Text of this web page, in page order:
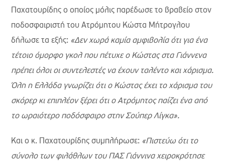
Παχατουρίδης ο οποίος μόλις παρέδωσε το βραβείο στον
ποδοσφαιριστή του Ατρόμητου Κώστα Μήτρογλου
δήλωσε τα εξής: «Δεν χωρά καμία αμφιβολία ότι για ένα
τέτοιο όμορφο γκολ που πέτυχε ο Κώστας στα Γιάννενα
πρέπει όλοι οι συντελεστές να έχουν ταλέντο και χάρισμα.
Όλη η Ελλάδα γνωρίζει ότι ο Κώστας έχει το χάρισμα του
σκόρερ κι επιπλέον ξέρει ότι ο Ατρόμητος παίζει ένα από
το ωραιότερο ποδόσφαιρο στην Σούπερ Λίγκα».
Και ο κ. Παχατουρίδης συμπλήρωσε: «Πιστεύω ότι το
σύνολο των φιλάθλων του ΠΑΣ Γιάννινα χειροκρότησε